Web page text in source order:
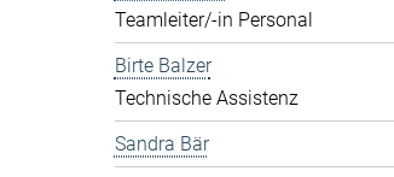
Teamleiter/-in Personal
Birte Balzer
Technische Assistenz
Sandra Bär